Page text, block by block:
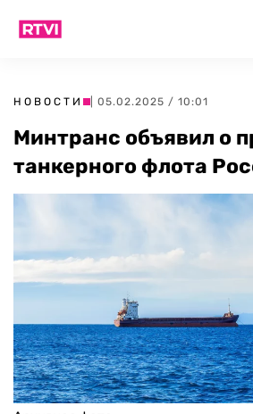
НОВОСТИ | 05.02.2025 / 10:01
Минтранс объявил о
танкерного флота